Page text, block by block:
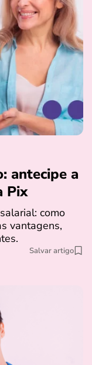
antecipe a
Pix
como
vantagens,
Salvar artigo